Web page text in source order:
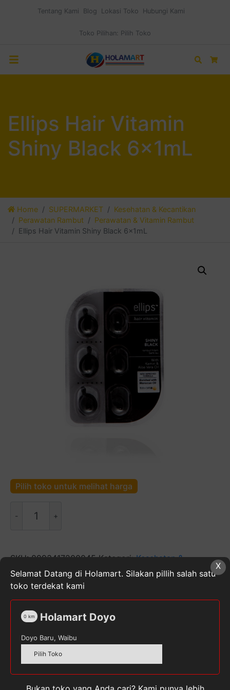
Tentang Kami Blog Lokasi Toko Hubungi Kami
Toko Pilihan: Pilih Toko
Search
Ellips Hair Vitamin
Shiny Black 6x1mL
Home SUPERMARKET
Kesehatan & Kecantikan
Perawatan Rambut
Perawatan & Vitamin Rambut
Ellips Hair Vitamin Shiny Black 6x1mL
Pilih toko untuk melihat harga
Ellips
Shiny
Black
6x1mL
SKU:8993417200045 Kategori:Kesehatan &
Kecantikan,Perawatan & Vitamin Rambut, Perawatan
Rambut Tag:ELIPS
Deskripsi
Ulasan (0)
X
Selamat Datang di Holamart. Silakan pillih salah satu
toko terdekat kami
Holamart Doyo
0 km
Doyo Baru, Waibu
Pilih Toko